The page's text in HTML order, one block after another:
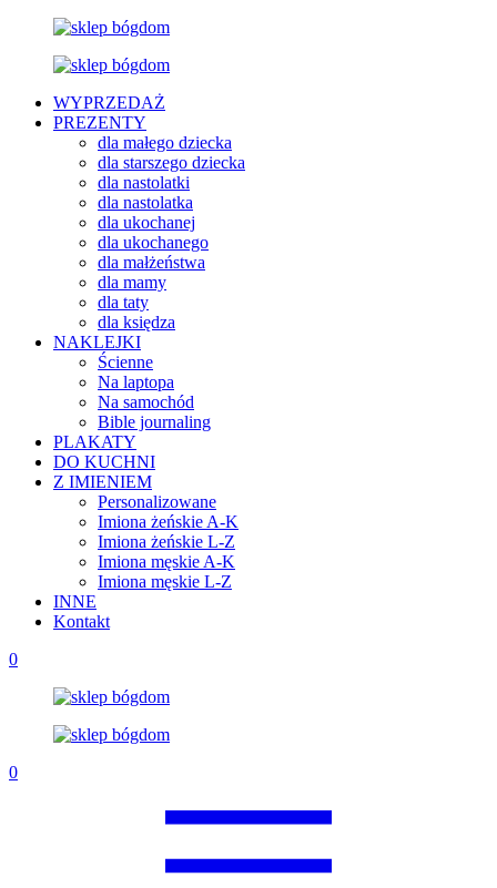
WYPRZEDAŻ
PREZENTY
dla małego dziecka
dla starszego dziecka
dla nastolatki
dla nastolatka
dla ukochanej
dla ukochanego
dla małżeństwa
dla mamy
dla taty
dla księdza
NAKLEJKI
Ścienne
Na laptopa
Na samochód
Bible journaling
PLAKATY
DO KUCHNI
Z IMIENIEM
Personalizowane
Imiona żeńskie A-K
Imiona żeńskie L-Z
Imiona męskie A-K
Imiona męskie L-Z
INNE
Kontakt
0
0